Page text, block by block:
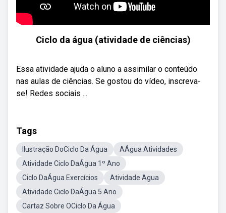
Ciclo da água (atividade de ciências)
Essa atividade ajuda o aluno a assimilar o conteúdo
nas aulas de ciências. Se gostou do vídeo, inscreva-
se! Redes sociais ...
Tags
Ilustração DoCiclo Da Água
AÁgua Atividades
Atividade Ciclo DaÁgua 1º Ano
Ciclo DaÁgua Exercícios
Atividade Agua
Atividade Ciclo DaÁgua 5 Ano
Cartaz Sobre OCiclo Da Água